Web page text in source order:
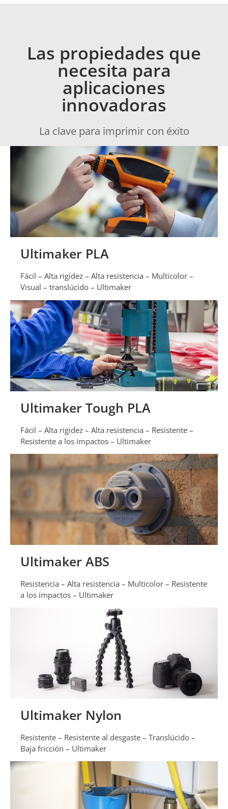
Las propiedades que
necesita para
aplicaciones
innovadoras
La clave para imprimir con éxito
Ultimaker PLA
Fácil – Alta rigidez – Alta resistencia – Multicolor –
Visual – translúcido – Ultimaker
Ultimaker Tough PLA
Fácil – Alta rigidez – Alta resistencia – Resistente –
Resistente a los impactos – Ultimaker
Ultimaker ABS
Resistencia – Alta resistencia – Multicolor – Resistente
a los impactos – Ultimaker
Ultimaker Nylon
Resistente – Resistente al desgaste – Translúcido –
Baja fricción – Ultimaker